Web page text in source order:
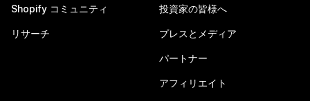
Shopify コミュニティ
リサーチ
投資家の皆様へ
プレスとメディア
パートナー
アフィリエイト